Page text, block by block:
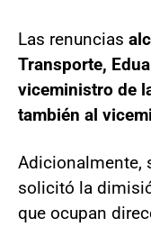
Las renuncias
Transporte,
viceministro de
también al
Adicionalmente,
solicitó la
que ocupan